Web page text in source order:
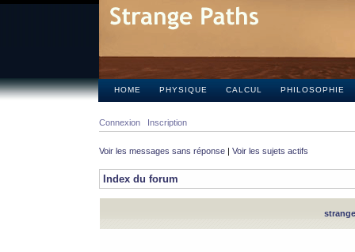
HOME PHYSIQUE CALCUL PHILOSOPHIE
Connexion Inscription
Voir les messages sans réponse | Voir les sujets actifs
Index du forum